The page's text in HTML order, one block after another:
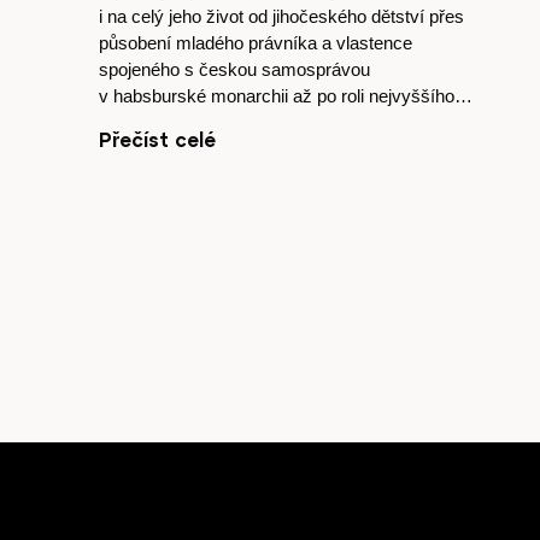
Články
i na celý jeho život od jihočeského dětství přes
působení mladého právníka a vlastence
spojeného s českou samosprávou
v habsburské monarchii až po roli nejvyššího…
Přečíst celé